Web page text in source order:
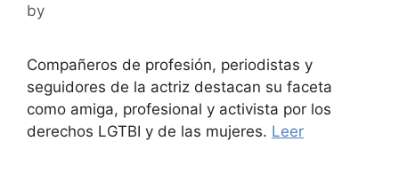
by
Compañeros de profesión, periodistas y
seguidores de la actriz destacan su faceta
como amiga, profesional y activista por los
derechos LGTBI y de las mujeres. Leer